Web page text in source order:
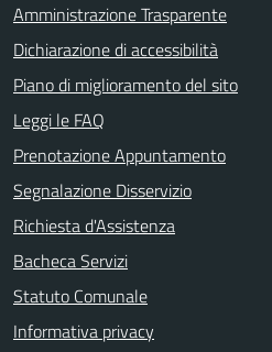
Amministrazione Trasparente
Dichiarazione di accessibilità
Piano di miglioramento del sito
Leggi le FAQ
Prenotazione Appuntamento
Segnalazione Disservizio
Richiesta d'Assistenza
Bacheca Servizi
Statuto Comunale
Informativa privacy